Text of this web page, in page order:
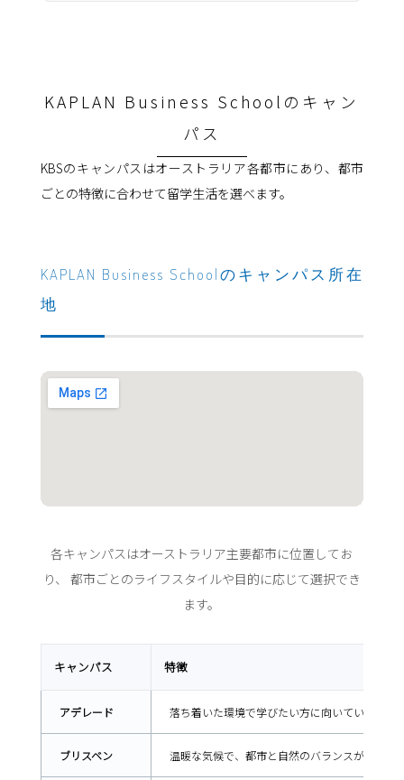
KAPLAN Business Schoolのキャン
パス
KBSのキャンパスはオーストラリア各都市にあり、都市
ごとの特徴に合わせて留学生活を選べます。
KAPLAN Business Schoolのキャンパス所在
地
各キャンパスはオーストラリア主要都市に位置してお
り、 都市ごとのライフスタイルや目的に応じて選択でき
ます。
キャンパス 特徴
アデレード 落ち着いた環境で学びたい方に向いている学生
ブリスベン 温暖な気候で、都市と自然のバランスが良い人